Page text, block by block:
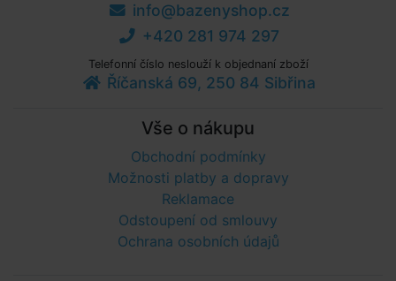
info@bazenyshop.cz
+420 281 974 297
Telefonní číslo neslouží k objednaní zboží
Říčanská 69, 250 84 Sibřina
Vše o nákupu
Obchodní podmínky
Možnosti platby a dopravy
Reklamace
Odstoupení od smlouvy
Ochrana osobních údajů